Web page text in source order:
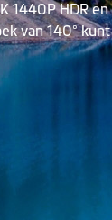
1440P HDR
van 140°